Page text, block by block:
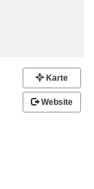
Karte
Website